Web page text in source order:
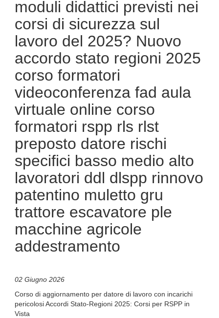
moduli didattici previsti nei
corsi di sicurezza sul
lavoro del 2025? Nuovo
accordo stato regioni 2025
corso formatori
videoconferenza fad aula
virtuale online corso
formatori rspp rls rlst
preposto datore rischi
specifici basso medio alto
lavoratori ddl dlspp rinnovo
patentino muletto gru
trattore escavatore ple
macchine agricole
addestramento
02 Giugno 2026
Corso di aggiornamento per datore di lavoro con incarichi
pericolosi Accordi Stato-Regioni 2025: Corsi per RSPP in
Vista